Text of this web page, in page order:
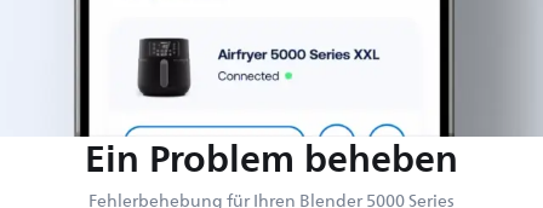
Ein Problem beheben
Fehlerbehebung für Ihren Blender 5000 Series